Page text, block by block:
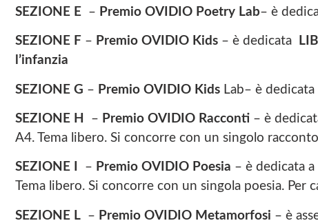
SEZIONE E – Premio OVIDIO Poetry Lab– è
SEZIONE F – Premio OVIDIO Kids – è dedicata
l’infanzia
SEZIONE G – Premio OVIDIO Kids Lab– è dedicata
SEZIONE H – Premio OVIDIO Racconti – è
A4. Tema libero. Si concorre con un singolo
SEZIONE I – Premio OVIDIO Poesia – è dedicata a
Tema libero. Si concorre con un singola poesia.
SEZIONE L – Premio OVIDIO Metamorfosi – è